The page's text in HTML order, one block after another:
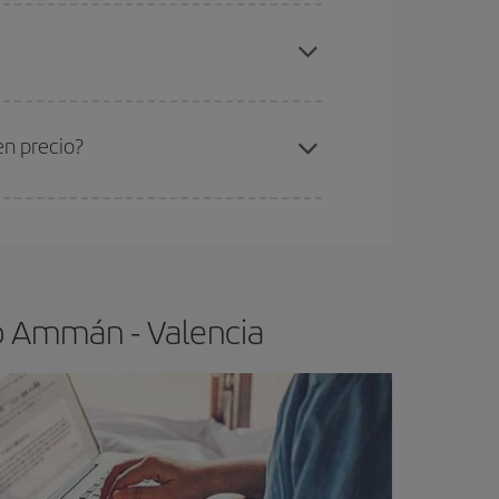
precio?
- Valencia